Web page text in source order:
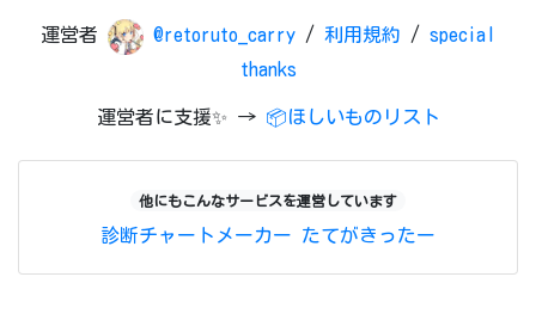
運営者 @retoruto_carry / 利用規約 / special
thanks
運営者に支援✨ → 📦ほしいものリスト
他にもこんなサービスを運営しています
診断チャートメーカー たてがきったー